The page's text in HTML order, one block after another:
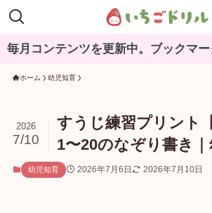
コンテンツを更新中。ブックマーク
ホーム 幼児知育
すうじ練習プリント
1〜20のなぞり書き
2026
7/10
幼児知育 2026年7月6日 2026年7月10日